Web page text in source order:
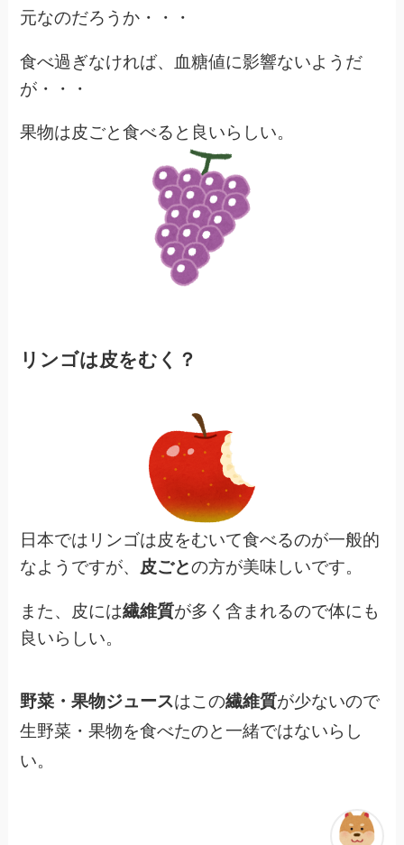
元なのだろうか・・・
食べ過ぎなければ、血糖値に影響ないようだ
が・・・
果物は皮ごと食べると良いらしい。
リンゴは皮をむく？
日本ではリンゴは皮をむいて食べるのが一般的
なようですが、 皮ごとの方が美味しいです。
また、皮には繊維質が多く含まれるので体にも
良いらしい。
野菜・果物ジュースはこの繊維質が少ないので
生野菜・果物を食べたのと一緒ではないらし
い。